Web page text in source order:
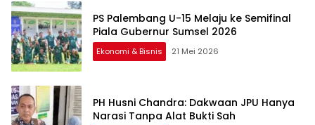
PS Palembang U-15 Melaju ke Semifinal
Piala Gubernur Sumsel 2026
Ekonomi & Bisnis 21 Mei 2026
PH Husni Chandra: Dakwaan JPU Hanya
Narasi Tanpa Alat Bukti Sah